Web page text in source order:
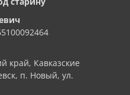
край, Кавказские
п. Новый, ул.